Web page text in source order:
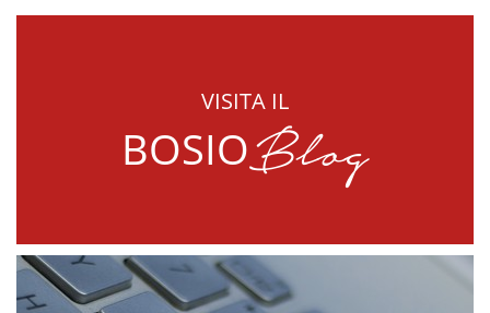
VISITA IL
BOSIOBlog